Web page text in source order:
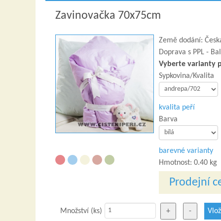
Zavinovačka 70x75cm
Země dodání:
Doprava s PPL -
Vyberte varianty
Sypkovina/Kvalita
kvalita peří
Barva
barevné varianty
Hmotnost: 0.40 kg
Prodejní
Množství (ks)